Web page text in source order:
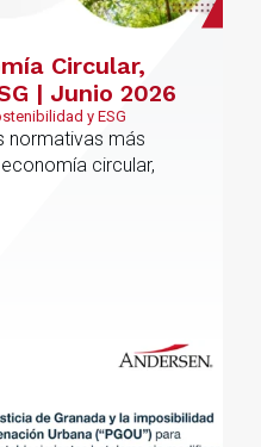
Circular,
| Junio 2026
y ESG
normativas más
circular,